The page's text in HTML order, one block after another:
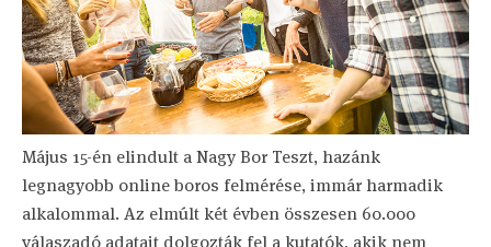
Május 15-én elindult a Nagy Bor Teszt, hazánk
legnagyobb online boros felmérése, immár harmadik
alkalommal. Az elmúlt két évben összesen 60.000
válaszadó adatait dolgozták fel a kutatók, akik nem